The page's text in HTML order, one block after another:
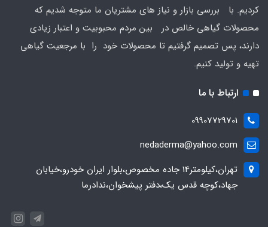
کردیم. با بررسی بازار و نیاز های مشتریان ما متوجه شدیم که
محصولات گیاهی خالص در بین مردم محبوبیت و اعتبار زیادی
دارند، پس تصمیم گرفتیم تا محصولات خود را با مرجعیت گیاهی
تهیه و تولید کنیم.
ارتباط با ما
09907729701
nedaderma@yahoo.com
تهران،کیلومتر14 جاده مخصوص،بلوار ایران خودرو،خیابان
جهاد،کوچه قدس یک،دفتر پیشخوان،ندادرما